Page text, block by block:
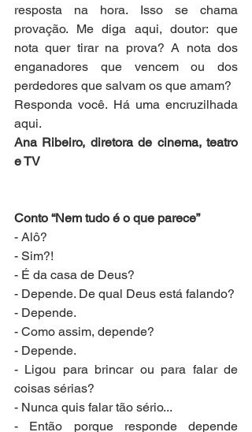
resposta na hora. Isso se chama
provação. Me diga aqui, doutor: que
nota quer tirar na prova? A nota dos
enganadores que vencem ou dos
perdedores que salvam os que amam?
Responda você. Há uma encruzilhada
aqui.
Ana Ribeiro, diretora de cinema, teatro
e TV
Conto “Nem tudo é o que parece”
- Alô?
- Sim?!
- É da casa de Deus?
- Depende. De qual Deus está falando?
- Depende.
- Como assim, depende?
- Depende.
- Ligou para brincar ou para falar de
coisas sérias?
- Nunca quis falar tão sério...
- Então porque responde depende